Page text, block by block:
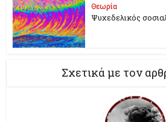
Θεωρία
Ψυχεδελικός
Σχετικά με τον